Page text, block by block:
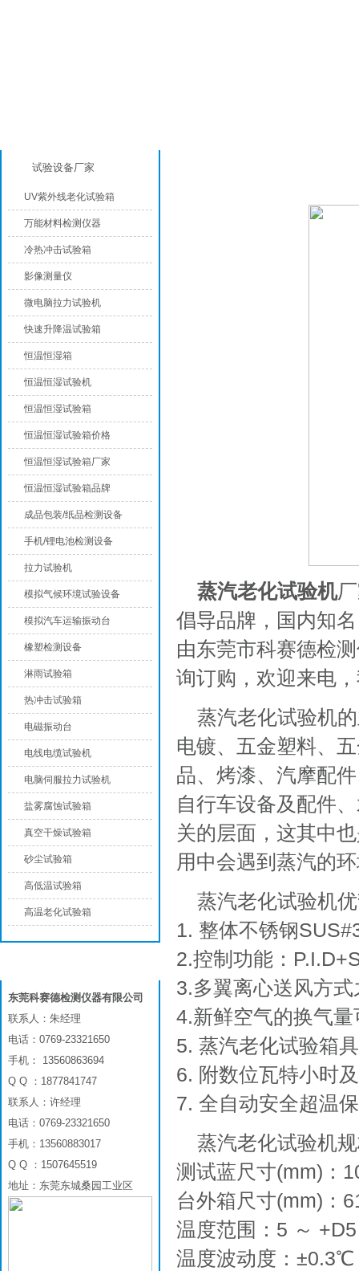
蒸汽老化试验机
倡导品牌，国内知
由东莞市科赛德检
询订购，欢迎来电
蒸汽老化试验机
电镀、五金塑料、
品、烤漆、汽摩配
自行车设备及配件
关的层面，这其中
用中会遇到蒸汽的
蒸汽老化试验机
1. 整体不锈钢
2.控制功能：
3.多翼离心送风方
4.新鲜空气的换气
5. 蒸汽老化试验箱
6. 附数位瓦特小时
7. 全自动安全超温
蒸汽老化试验机​
测试蓝尺寸(mm)：
台外箱尺寸(mm)：
温度范围：5 ～ +D5
温度波动度：±0.3℃
试验设备厂家
UV紫外线老化试验箱
万能材料检测仪器
冷热冲击试验箱
影像测量仪
微电脑拉力试验机
快速升降温试验箱
恒温恒湿箱
恒温恒湿试验机
恒温恒湿试验箱
恒温恒湿试验箱价格
恒温恒湿试验箱厂家
恒温恒湿试验箱品牌
成品包装/纸品检测设备
手机/锂电池检测设备
拉力试验机
模拟气候环境试验设备
模拟汽车运输振动台
橡塑检测设备
淋雨试验箱
热冲击试验箱
电磁振动台
电线电缆试验机
电脑伺服拉力试验机
盐雾腐蚀试验箱
真空干燥试验箱
砂尘试验箱
高低温试验箱
高温老化试验箱
东莞科赛德检测仪器有限公司
联系人：朱经理
电话：0769-23321650
手机： 13560863694
Q Q ：1877841747
联系人：许经理
电话：0769-23321650
手机：13560883017
Q Q ：1507645519
地址：东莞东城桑园工业区